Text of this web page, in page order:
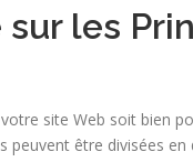
sur les
site Web soit bien
peuvent être divisées